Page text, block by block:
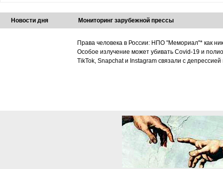
Новости дня Мониторинг зарубежной прессы
Права человека в России: НПО "Мемориал"* как
Особое излучение может убивать Covid-19 и
TikTok, Snapchat и Instagram связали с